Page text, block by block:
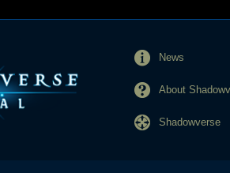
News
About
Shadowverse